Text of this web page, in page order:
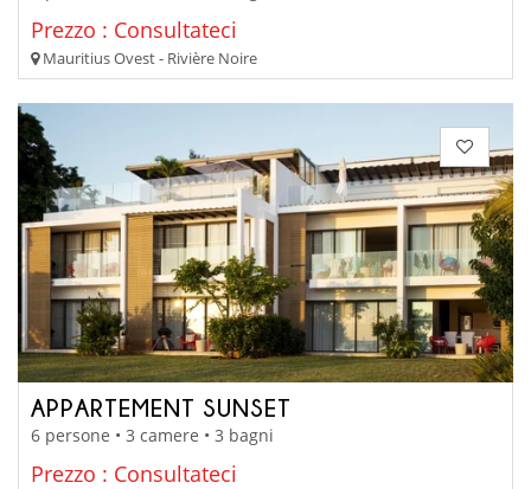
Prezzo : Consultateci
Mauritius Ovest - Rivière Noire
APPARTEMENT SUNSET
6 persone • 3 camere • 3 bagni
Prezzo : Consultateci